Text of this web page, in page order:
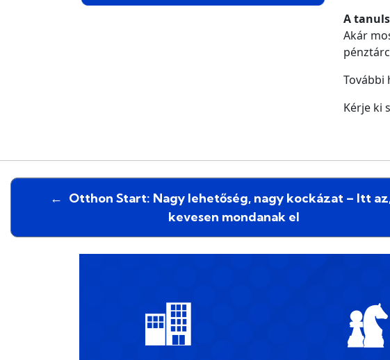
A
Akár
További
Kérje ki
← Otthon Start: Nagy lehetőség, nagy kockázat – Itt
kevesen mondanak el